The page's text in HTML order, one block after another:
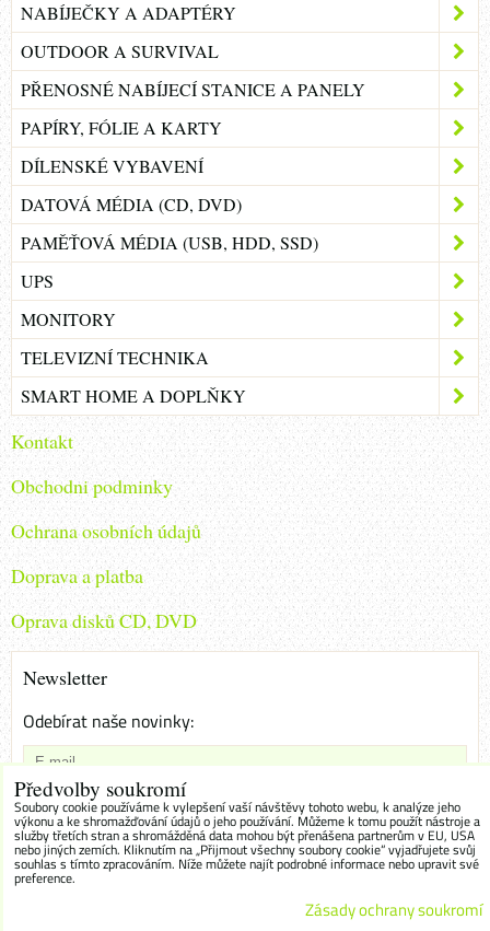
NABÍJEČKY A ADAPTÉRY
OUTDOOR A SURVIVAL
PŘENOSNÉ NABÍJECÍ STANICE A PANELY
PAPÍRY, FÓLIE A KARTY
DÍLENSKÉ VYBAVENÍ
DATOVÁ MÉDIA (CD, DVD)
PAMĚŤOVÁ MÉDIA (USB, HDD, SSD)
UPS
MONITORY
TELEVIZNÍ TECHNIKA
SMART HOME A DOPLŇKY
Kontakt
Obchodni podminky
Ochrana osobních údajů
Doprava a platba
Oprava disků CD, DVD
Newsletter
Odebírat naše novinky:
Chci se přihlásit k odběru novinek e-mailem
Odebírat
Předvolby soukromí
Soubory cookie používáme k vylepšení vaší návštěvy tohoto webu, k analýze jeho
výkonu a ke shromažďování údajů o jeho používání. Můžeme k tomu použít nástroje a
služby třetích stran a shromážděná data mohou být přenášena partnerům v EU, USA
nebo jiných zemích. Kliknutím na „Přijmout všechny soubory cookie“ vyjadřujete svůj
souhlas s tímto zpracováním. Níže můžete najít podrobné informace nebo upravit své
preference.
Zásady ochrany soukromí